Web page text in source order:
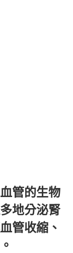
管的生物
地分泌腎
管收縮、